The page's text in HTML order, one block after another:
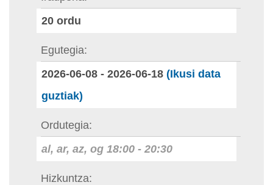
20 ordu
Egutegia
2026-06-08 - 2026-06-18 (Ikusi data
guztiak)
Ordutegia
al, ar, az, og 18:00 - 20:30
Hizkuntza